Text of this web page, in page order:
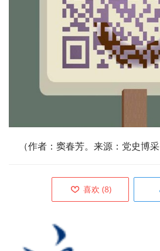
（作者： 窦春芳。 来源： 党史博采
喜欢 (8)